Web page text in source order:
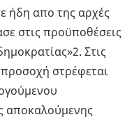
ήδη απο της αρχές
στις προϋποθέσεις
Στις
στρέφεται
αποκαλούμενης